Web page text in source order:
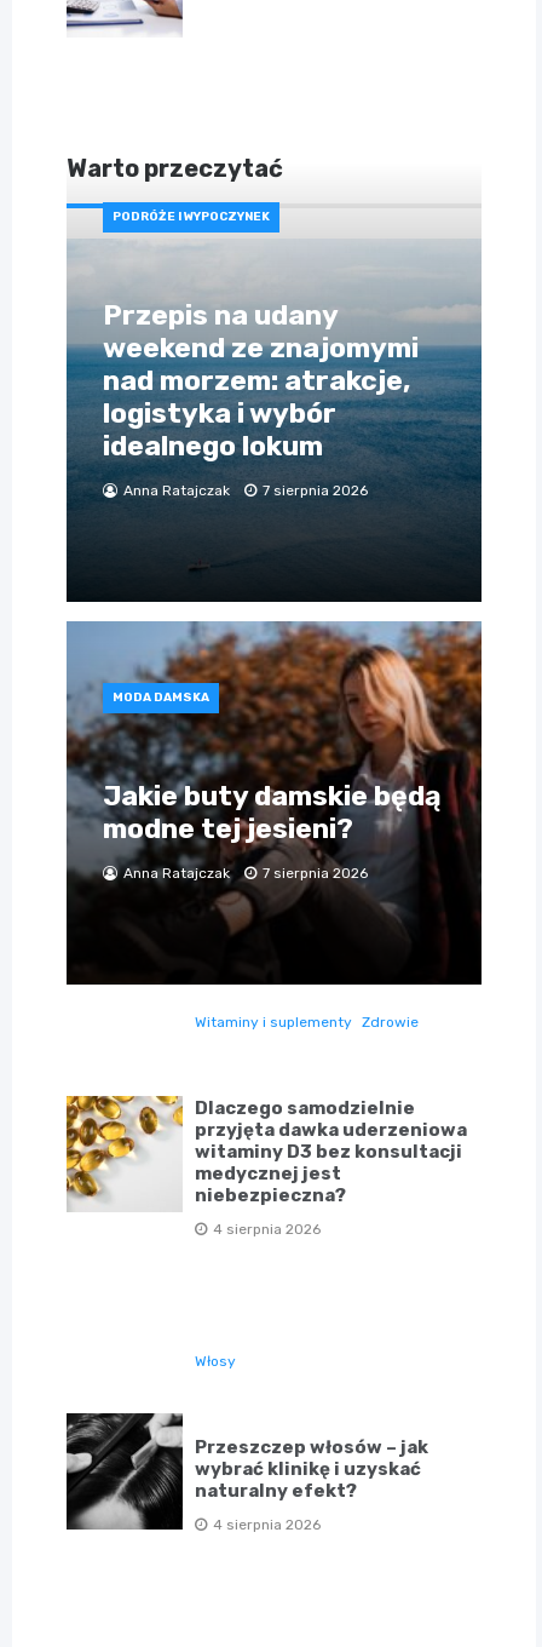
Warto przeczytać
PODRÓŻE I WYPOCZYNEK
Przepis na udany
weekend ze znajomymi
nad morzem: atrakcje,
logistyka i wybór
idealnego lokum
Anna Ratajczak 7 sierpnia 2026
MODA DAMSKA
Jakie buty damskie będą
modne tej jesieni?
Anna Ratajczak 7 sierpnia 2026
Witaminy i suplementy Zdrowie
Dlaczego samodzielnie
przyjęta dawka uderzeniowa
witaminy D3 bez konsultacji
medycznej jest
niebezpieczna?
4 sierpnia 2026
Włosy
Przeszczep włosów – jak
wybrać klinikę i uzyskać
naturalny efekt?
4 sierpnia 2026